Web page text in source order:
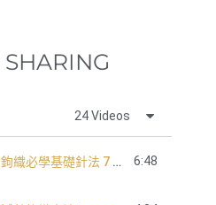
SHARING
24 Videos
七種新手入門鉤織必學基礎針法 7 basic crochet stitch for beginners 6:48